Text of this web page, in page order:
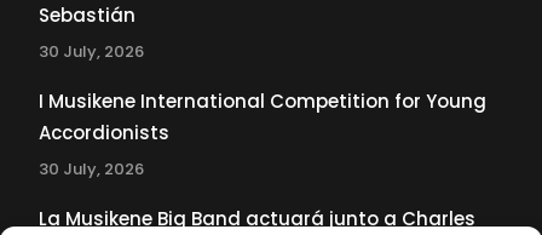
Sebastián
30 July, 2026
I Musikene International Competition for Young
Accordionists
30 July, 2026
La Musikene Big Band actuará junto a Charles